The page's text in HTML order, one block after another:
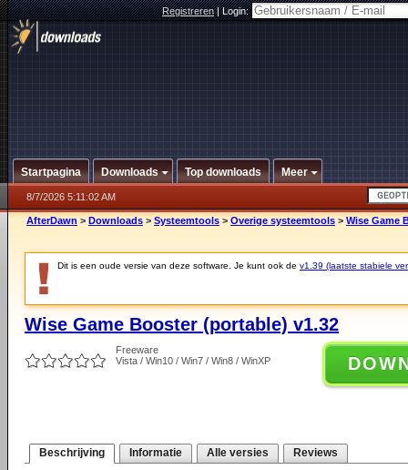
Registreren|Login:
Startpagina Downloads Top downloads Meer
8/7/2026 5:11:02 AM
AfterDawn > Downloads > Systeemtools > Overige systeemtools > Wise Game
Dit is een oude versie van deze software. Je kunt ook de v1.39 (laatste stabiele
Wise Game Booster (portable) v1.32
Freeware
Vista / Win10 / Win7 / Win8 / WinXP
Beschrijving Informatie Alle versies Reviews